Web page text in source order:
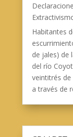
Habitantes
de jales) de
del río
veintitrés
a través de